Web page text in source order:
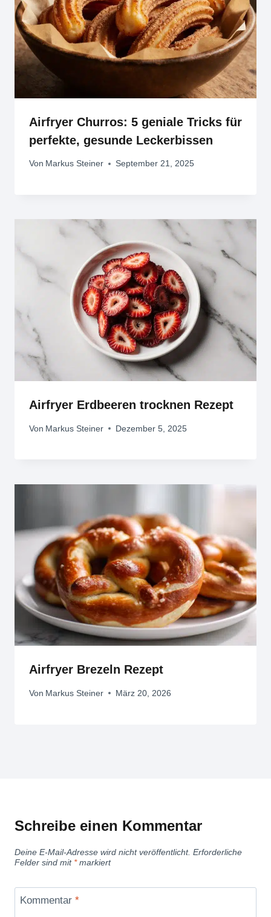
Airfryer Churros: 5 geniale Tricks für
perfekte, gesunde Leckerbissen
Von Markus Steiner September 21, 2025
Airfryer Erdbeeren trocknen Rezept
Von Markus Steiner Dezember 5, 2025
Airfryer Brezeln Rezept
Von Markus Steiner März 20, 2026
Schreibe einen Kommentar
Deine E-Mail-Adresse wird nicht veröffentlicht. Erforderliche
Felder sind mit *markiert
Kommentar *